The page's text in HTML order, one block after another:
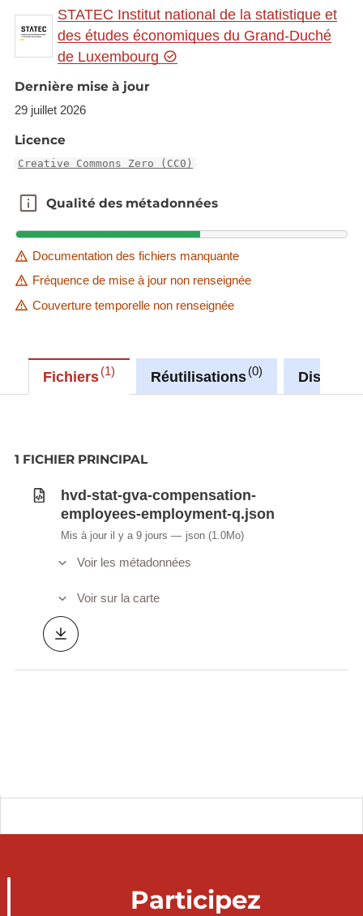
STATEC Institut national de la statistique et
des études économiques du Grand-Duché
de Luxembourg
Dernière mise à jour
29 juillet 2026
Licence
Creative Commons Zero (CC0)
Qualité des métadonnées
Qualité des métadonnées
Documentation des fichiers manquante
Fréquence de mise à jour non renseignée
Couverture temporelle non renseignée
Fichiers 1 Réutilisations 0
1 FICHIER PRINCIPAL
hvd-stat-gva-compensation-
employees-employment-q.json
Mis à jour il y a 9 jours json (1.0Mo)
Voir les métadonnées
Voir sur la carte
Participez